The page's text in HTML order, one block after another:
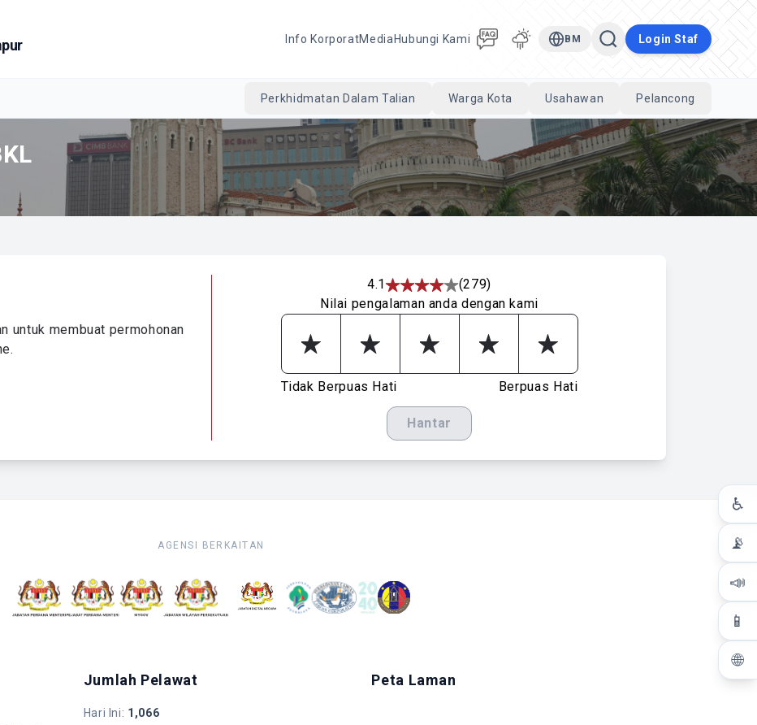
Info KorporatMedia Hubungi Kami BM Login Staf
Cari
Perkhidmatan Dalam Talian Warga Kota Usahawan Pelancong
♿
📡
📣
📱
🌐
untuk membuat permohonan
4.1
(279)
Nilai pengalaman anda dengan kami
Tidak Berpuas Hati Berpuas Hati
Hantar
AGENSI BERKAITAN
Jumlah Pelawat
Hari Ini: 1,066
Peta Laman